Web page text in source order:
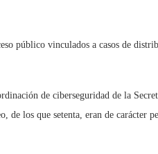
público vinculados a casos de
de ciberseguridad de la
los que setenta, eran de